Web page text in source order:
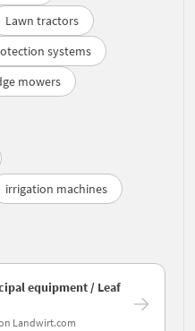
Lawn tractors
systems
mowers
irrigation machines
equipment / Leaf
Landwirt.com